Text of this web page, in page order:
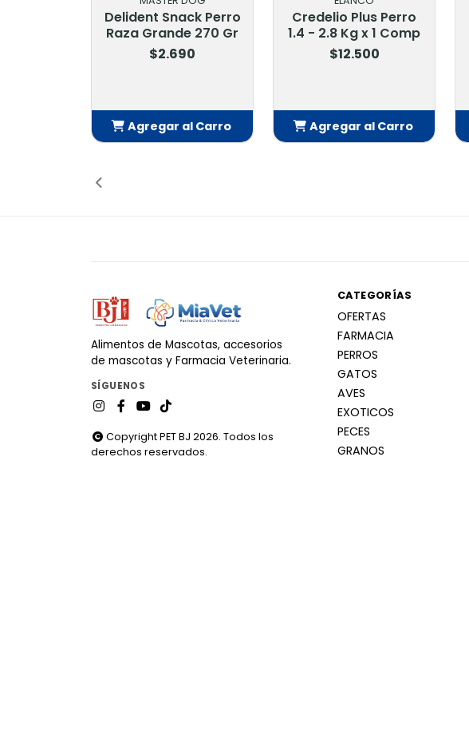
Delident Snack Perro
Raza Grande 270 Gr
$2.690
Agregar al Carro
Credelio Plus Perro
1.4 - 2.8 Kg x 1 Comp
$12.500
Agregar al Carro
Alimentos de Mascotas, accesorios
de mascotas y Farmacia Veterinaria.
SÍGUENOS
Copyright PET BJ 2026. Todos los
derechos reservados.
CATEGORÍAS
OFERTAS
FARMACIA
PERROS
GATOS
AVES
EXOTICOS
PECES
GRANOS